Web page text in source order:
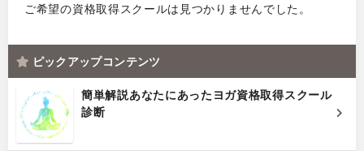
ご希望の資格取得スクールは見つかりませんでした。
ピックアップコンテンツ
簡単解説あなたにあったヨガ資格取得スクール
診断